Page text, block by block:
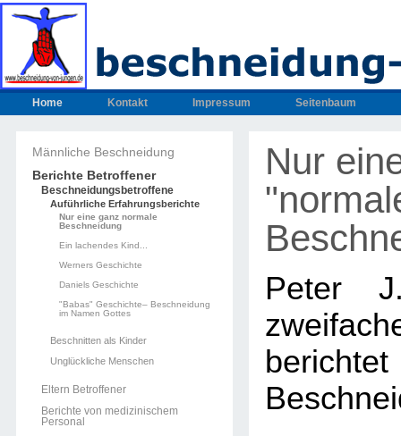
Home Kontakt Impressum Seitenbaum
Männliche Beschneidung
Berichte Betroffener
Beschneidungsbetroffene
Auführliche Erfahrungsberichte
Nur eine ganz normale
Beschneidung
Ein lachendes Kind...
Werners Geschichte
Daniels Geschichte
"Babas" Geschichte– Beschneidung
im Namen Gottes
Beschnitten als Kinder
Unglückliche Menschen
Eltern Betroffener
Berichte von medizinischem
Personal
Nur
Peter